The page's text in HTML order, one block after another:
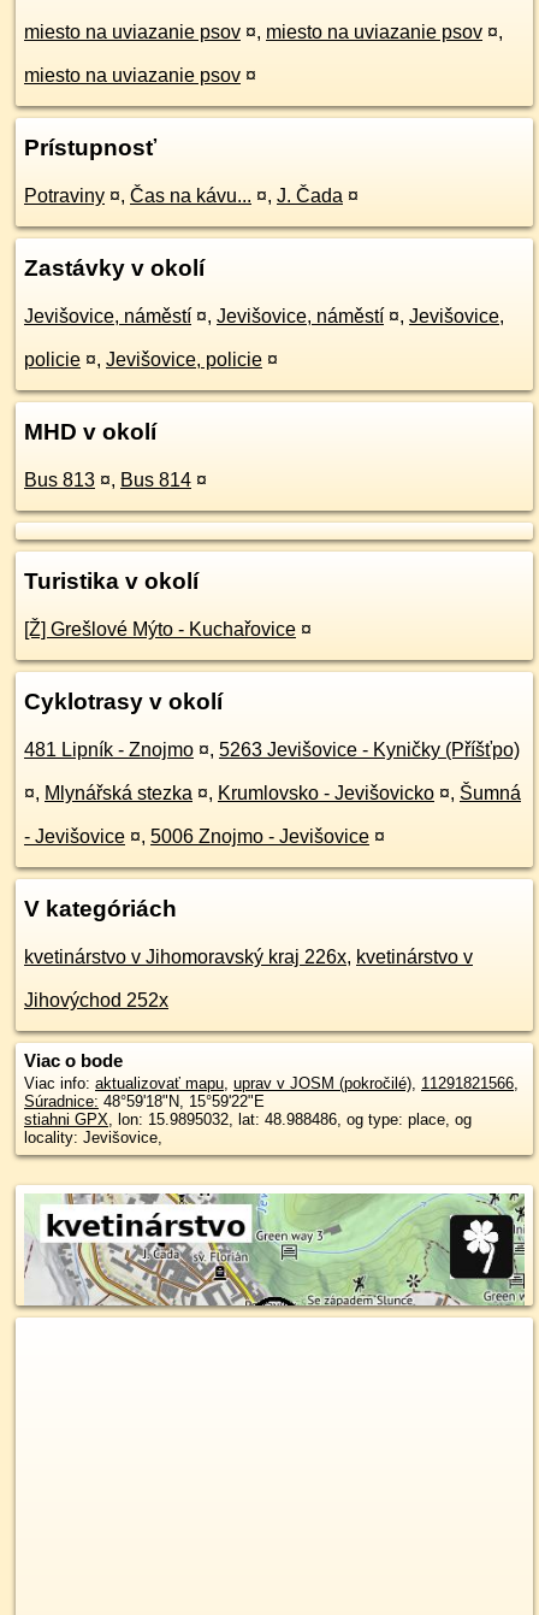
miesto na uviazanie psov ¤, miesto na uviazanie psov ¤,
miesto na uviazanie psov ¤
Prístupnosť
Potraviny ¤, Čas na kávu... ¤, J. Čada ¤
Zastávky v okolí
Jevišovice, náměstí ¤, Jevišovice, náměstí ¤, Jevišovice,
policie ¤, Jevišovice, policie ¤
MHD v okolí
Bus 813 ¤, Bus 814 ¤
Turistika v okolí
[Ž] Grešlové Mýto - Kuchařovice ¤
Cyklotrasy v okolí
481 Lipník - Znojmo ¤, 5263 Jevišovice - Kyničky (Příšťpo)
¤, Mlynářská stezka ¤, Krumlovsko - Jevišovicko ¤, Šumná
- Jevišovice ¤, 5006 Znojmo - Jevišovice ¤
V kategóriách
kvetinárstvo v Jihomoravský kraj 226x, kvetinárstvo v
Jihovýchod 252x
Viac o bode
Viac info: aktualizovať mapu, uprav v JOSM (pokročilé), 11291821566,
Súradnice: 48°59'18"N, 15°59'22"E
stiahni GPX, lon: 15.9895032, lat: 48.988486, og type: place, og
locality: Jevišovice,